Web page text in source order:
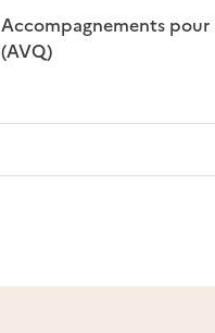
Accompagnements
(AVQ)
: disponible
: non disponible